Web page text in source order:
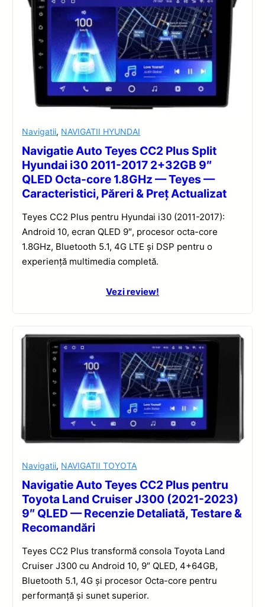
Navigatii, NAVIGATII HYUNDAI
Navigatie Auto Teyes CC2 Plus Split
Hyundai i30 2011-2017 2+32GB 9″
QLED Octa-core 1.8GHz — Teyes —
Caracteristici, Păreri & Preț Actualizat
Teyes CC2 Plus pentru Hyundai i30 (2011-2017):
Android 10, ecran QLED 9″, procesor octa-core
1.8GHz, Bluetooth 5.1, 4G LTE și DSP pentru o
experiență multimedia completă.
Vezi review!
Navigatii, NAVIGATII TOYOTA
Navigatie Auto Teyes CC2 Plus pentru
Toyota Land Cruiser J300 (2021-2023)
9″ QLED — Recenzie Detaliată, Testare &
Recomandări
Teyes CC2 Plus transformă consola Toyota Land
Cruiser J300 cu Android 10, 9″ QLED, 4+64GB,
Bluetooth 5.1, 4G și procesor Octa-core pentru
performanță și sunet superior.